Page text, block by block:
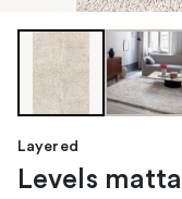
Layered
Levels